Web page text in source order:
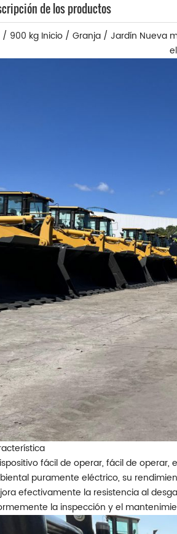
de los productos
/ 900 kg Inicio / Granja / Jardín Nueva
fácil de operar, fácil de
puramente eléctrico, su
efectivamente la resistencia al
la inspección y el